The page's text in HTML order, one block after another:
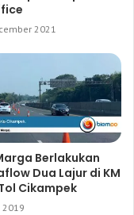
2021
Berlakukan
Dua Lajur di KM
Cikampek
2019